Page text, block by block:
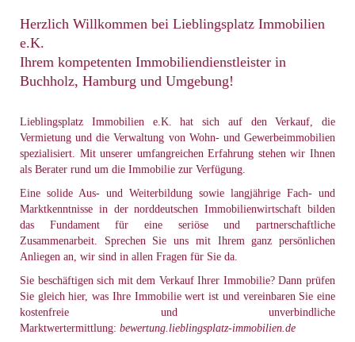
Herzlich Willkommen bei Lieblingsplatz Immobilien
e.K.
Ihrem kompetenten Immobiliendienstleister in
Buchholz, Hamburg und Umgebung!
Lieblingsplatz Immobilien e.K. hat sich auf den Verkauf, die
Vermietung und die Verwaltung von Wohn- und Gewerbeimmobilien
spezialisiert. Mit unserer umfangreichen Erfahrung stehen wir Ihnen
als Berater rund um die Immobilie zur Verfügung.
Eine solide Aus- und Weiterbildung sowie langjährige Fach- und
Marktkenntnisse in der norddeutschen Immobilienwirtschaft bilden
das Fundament für eine seriöse und partnerschaftliche
Zusammenarbeit. Sprechen Sie uns mit Ihrem ganz persönlichen
Anliegen an, wir sind in allen Fragen für Sie da.
Sie beschäftigen sich mit dem Verkauf Ihrer Immobilie? Dann prüfen
Sie gleich hier, was Ihre Immobilie wert ist und vereinbaren Sie eine
kostenfreie und unverbindliche
Marktwertermittlung: bewertung.lieblingsplatz-immobilien.de